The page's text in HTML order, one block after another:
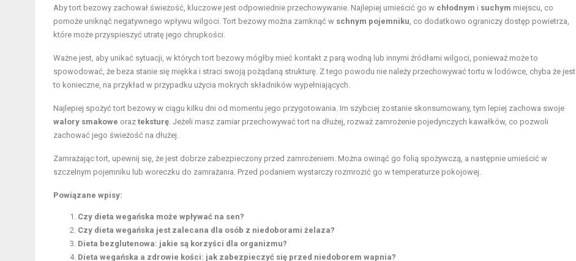
Aby tort bezowy zachował świeżość, kluczowe jest odpowiednie przechowywanie. Najlepiej umieścić go w chłodnym i suchym miejscu, co
pomoże uniknąć negatywnego wpływu wilgoci. Tort bezowy można zamknąć w schnym pojemniku, co dodatkowo ograniczy dostęp powietrza,
które może przyspieszyć utratę jego chrupkości.
Ważne jest, aby unikać sytuacji, w których tort bezowy mógłby mieć kontakt z parą wodną lub innymi źródłami wilgoci, ponieważ może to
spowodować, że beza stanie się miękka i straci swoją pożądaną strukturę. Z tego powodu nie należy przechowywać tortu w lodówce, chyba że jest
to konieczne, na przykład w przypadku użycia mokrych składników wypełniających.
Najlepiej spożyć tort bezowy w ciągu kilku dni od momentu jego przygotowania. Im szybciej zostanie skonsumowany, tym lepiej zachowa swoje
walory smakowe oraz teksturę. Jeżeli masz zamiar przechowywać tort na dłużej, rozważ zamrożenie pojedynczych kawałków, co pozwoli
zachować jego świeżość na dłużej.
Zamrażając tort, upewnij się, że jest dobrze zabezpieczony przed zamrożeniem. Można owinąć go folią spożywczą, a następnie umieścić w
szczelnym pojemniku lub woreczku do zamrażania. Przed podaniem wystarczy rozmrozić go w temperaturze pokojowej.
Powiązane wpisy:
Czy dieta wegańska może wpływać na sen?
Czy dieta wegańska jest zalecana dla osób z niedoborami żelaza?
Dieta bezglutenowa: jakie są korzyści dla organizmu?
Dieta wegańska a zdrowie kości: jak zabezpieczyć się przed niedoborem wapnia?